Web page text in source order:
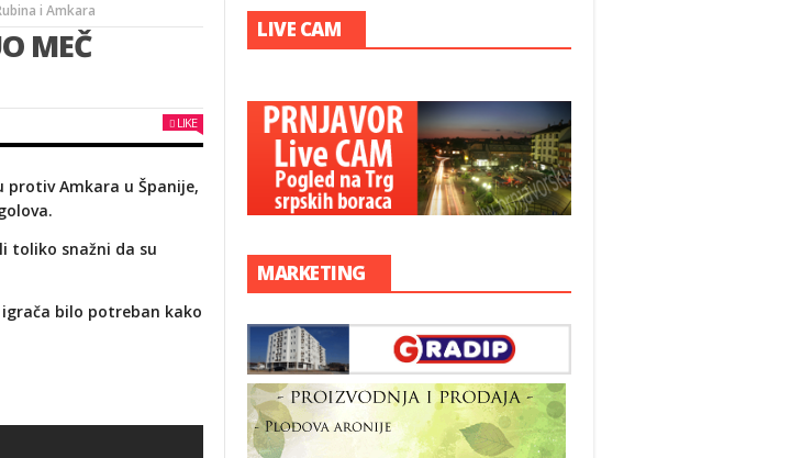
i Amkara
MEČ
LIKE
Amkara u Španije,
toliko snažni da su
bilo potreban kako
LIVE CAM
MARKETING